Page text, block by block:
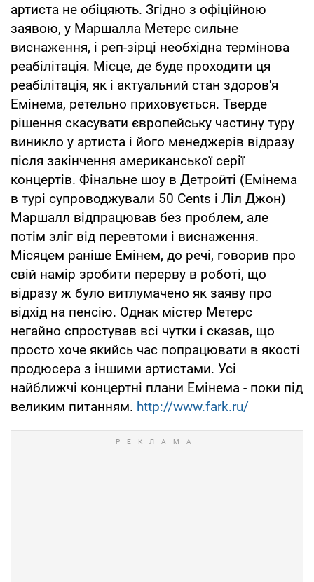
артиста не обіцяють. Згідно з офіційною
заявою, у Маршалла Метерс сильне
виснаження, і реп-зірці необхідна термінова
реабілітація. Місце, де буде проходити ця
реабілітація, як і актуальний стан здоров'я
Емінема, ретельно приховується. Тверде
рішення скасувати європейську частину туру
виникло у артиста і його менеджерів відразу
після закінчення американської серії
концертів. Фінальне шоу в Детройті (Емінема
в турі супроводжували 50 Cents і Ліл Джон)
Маршалл відпрацював без проблем, але
потім зліг від перевтоми і виснаження.
Місяцем раніше Емінем, до речі, говорив про
свій намір зробити перерву в роботі, що
відразу ж було витлумачено як заяву про
відхід на пенсію. Однак містер Метерс
негайно спростував всі чутки і сказав, що
просто хоче якийсь час попрацювати в якості
продюсера з іншими артистами. Усі
найближчі концертні плани Емінема - поки під
великим питанням. http://www.fark.ru/